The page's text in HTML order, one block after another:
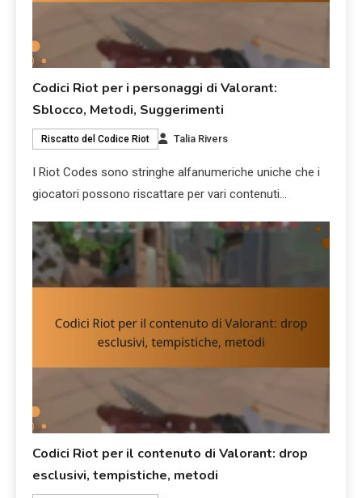
Codici Riot per i personaggi di Valorant:
Sblocco, Metodi, Suggerimenti
Riscatto del Codice Riot Talia Rivers
I Riot Codes sono stringhe alfanumeriche uniche che i
giocatori possono riscattare per vari contenuti…
Codici Riot per il contenuto di Valorant: drop
esclusivi, tempistiche, metodi